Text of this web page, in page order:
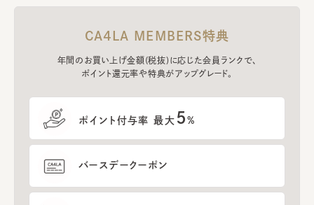
CA4LA MEMBERS特典
年間のお買い上げ金額(税抜)に応じた会員ランクで、
ポイント還元率や特典がアップグレード。
ポイント付与率 最大 5%
バースデークーポン